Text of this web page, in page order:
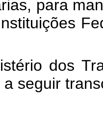
para
dos
a seguir